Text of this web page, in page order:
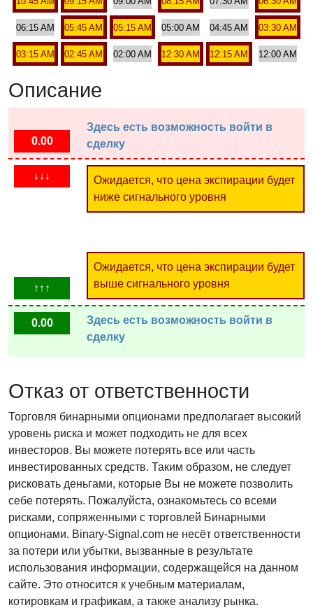
06:15 AM 05:45 AM 05:15 AM 05:00 AM 04:45 AM 03:30 AM
03:15 AM 02:45 AM 02:00 AM 12:30 AM 12:15 AM 12:00 AM
Описание
0.00
Здесь есть возможность войти в
сделку
↓↓↓
Ожидается, что цена экспирации будет
ниже сигнального уровня
↑↑↑
Ожидается, что цена экспирации будет
выше сигнального уровня
0.00
Здесь есть возможность войти в
сделку
Отказ от ответственности
Торговля бинарными опционами предполагает высокий
уровень риска и может подходить не для всех
инвесторов. Вы можете потерять все или часть
инвестированных средств. Таким образом, не следует
рисковать деньгами, которые Вы не можете позволить
себе потерять. Пожалуйста, ознакомьтесь со всеми
рисками, сопряженными с торговлей Бинарными
опционами. Binary-Signal.com не несёт ответственности
за потери или убытки, вызванные в результате
использования информации, содержащейся на данном
сайте. Это относится к учебным материалам,
котировкам и графикам, а также анализу рынка.